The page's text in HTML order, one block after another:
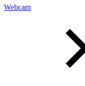
Webcam